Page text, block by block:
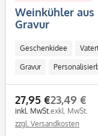
Weinkühler
Gravur
Geschenkidee
Gravur
27,95 €
inkl. MwSt.
23,49 €
exkl. MwSt.
zzgl. Versandkosten